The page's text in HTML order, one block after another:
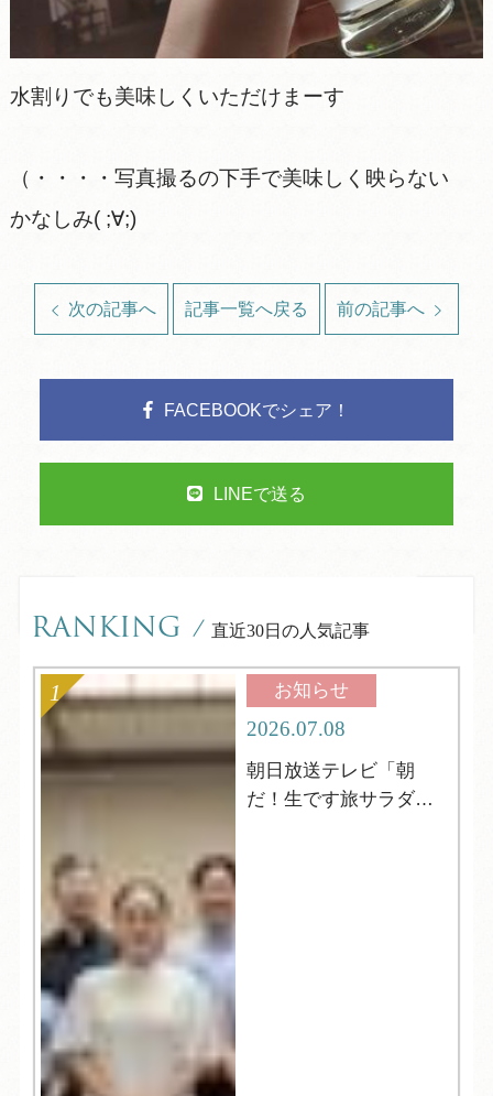
水割りでも美味しくいただけまーす
（・・・・写真撮るの下手で美味しく映らない
かなしみ( ;∀;)
次の記事へ 記事一覧へ戻る 前の記事へ
FACEBOOKでシェア！
LINEで送る
RANKING / 直近30日の人気記事
お知らせ
2026.07.08
朝日放送テレビ「朝
だ！生です旅サラダ」